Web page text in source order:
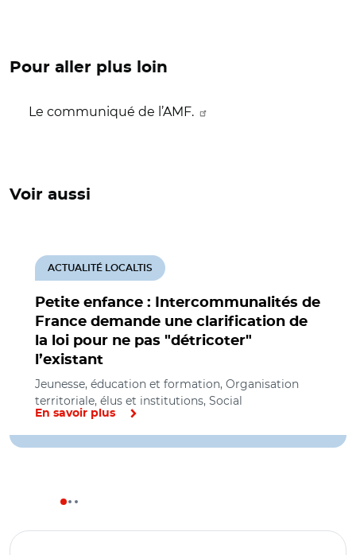
Pour aller plus loin
Le communiqué de l’AMF.
Voir aussi
Petite enfance : Intercommunalités de
France demande une clarification de
la loi pour ne pas "détricoter"
l’existant
ACTUALITÉ LOCALTIS
Jeunesse, éducation et formation, Organisation
territoriale, élus et institutions, Social
En savoir plus